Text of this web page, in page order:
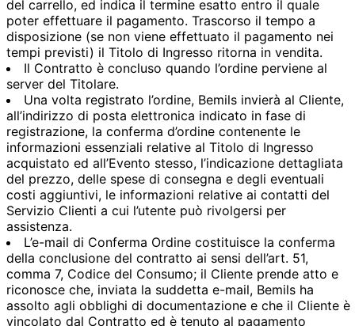
del carrello, ed indica il termine esatto entro il quale
poter effettuare il pagamento. Trascorso il tempo a
disposizione (se non viene effettuato il pagamento nei
tempi previsti) il Titolo di Ingresso ritorna in vendita.
Il Contratto è concluso quando l’ordine perviene al
server del Titolare.
Una volta registrato l’ordine, Bemils invierà al Cliente,
all’indirizzo di posta elettronica indicato in fase di
registrazione, la conferma d’ordine contenente le
informazioni essenziali relative al Titolo di Ingresso
acquistato ed all’Evento stesso, l’indicazione dettagliata
del prezzo, delle spese di consegna e degli eventuali
costi aggiuntivi, le informazioni relative ai contatti del
Servizio Clienti a cui l’utente può rivolgersi per
assistenza.
L’e-mail di Conferma Ordine costituisce la conferma
della conclusione del contratto ai sensi dell’art. 51,
comma 7, Codice del Consumo; il Cliente prende atto e
riconosce che, inviata la suddetta e-mail, Bemils ha
assolto agli obblighi di documentazione e che il Cliente è
vincolato dal Contratto ed è tenuto al pagamento